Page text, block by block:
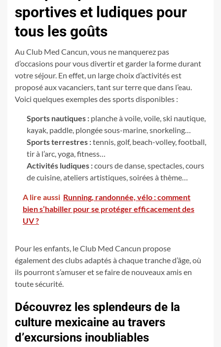
sportives et ludiques pour
tous les goûts
Au Club Med Cancun, vous ne manquerez pas
d’occasions pour vous divertir et garder la forme durant
votre séjour. En effet, un large choix d’activités est
proposé aux vacanciers, tant sur terre que dans l’eau.
Voici quelques exemples des sports disponibles :
Sports nautiques : planche à voile, voile, ski nautique,
kayak, paddle, plongée sous-marine, snorkeling…
Sports terrestres :tennis, golf, beach-volley, football,
tir à l’arc, yoga, fitness…
Activités ludiques :cours de danse, spectacles, cours
de cuisine, ateliers artistiques, soirées à thème…
A lire aussi Running, randonnée, vélo : comment
bien s’habiller pour se protéger efficacement des
UV ?
Pour les enfants, le Club Med Cancun propose
également des clubs adaptés à chaque tranche d’âge, où
ils pourront s’amuser et se faire de nouveaux amis en
toute sécurité.
Découvrez les splendeurs de la
culture mexicaine au travers
d’excursions inoubliables